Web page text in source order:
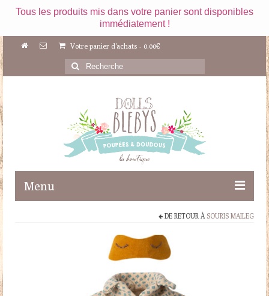
Tous les produits mis dans votre panier sont disponibles
immédiatement !
Votre panier d'achats - 0.00€
Rechercher
:
Menu
DE RETOUR À SOURIS MAILEG